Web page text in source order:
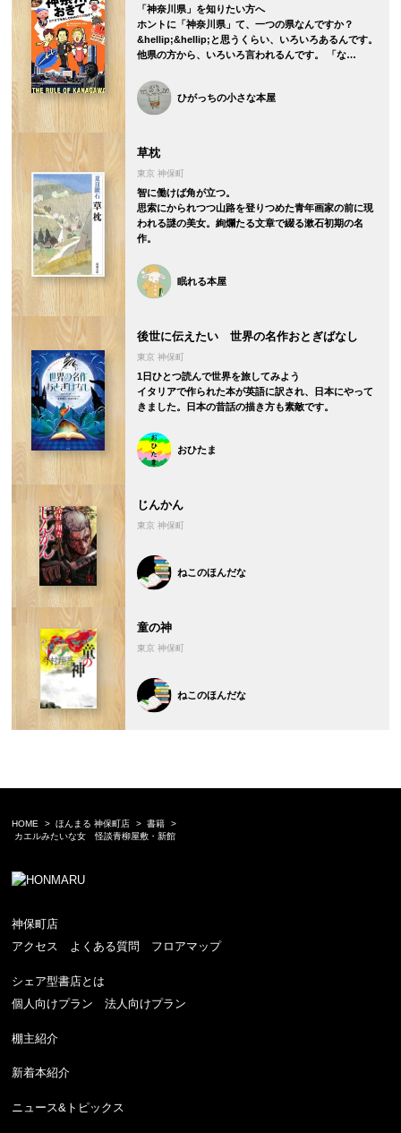
「神奈川県」を知りたい方へ
ホントに「神奈川県」て、一つの県なんですか？
&hellip;&hellip;と思うくらい、いろいろあるんです。
他県の方から、いろいろ言われるんです。 「な…
ひがっちの小さな本屋
草枕
東京 神保町
智に働けば角が立つ。
思索にかられつつ山路を登りつめた青年画家の前に現
われる謎の美女。絢爛たる文章で綴る漱石初期の名
作。
眠れる本屋
後世に伝えたい 世界の名作おとぎばなし
東京 神保町
1日ひとつ読んで世界を旅してみよう
イタリアで作られた本が英語に訳され、日本にやって
きました。日本の昔話の描き方も素敵です。
おひたま
じんかん
東京 神保町
ねこのほんだな
童の神
東京 神保町
ねこのほんだな
HOME ほんまる 神保町店
書籍
カエルみたいな女 怪談青柳屋敷・新館
神保町店
アクセス
よくある質問 フロアマップ
シェア型書店とは
個人向けプラン
法人向けプラン
棚主紹介
新着本紹介
ニュース&トピックス